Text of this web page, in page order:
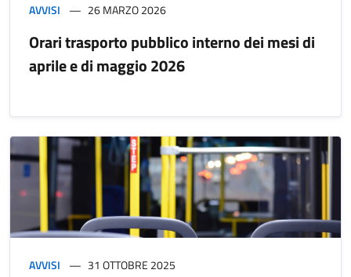
AVVISI 26 MARZO 2026
Orari trasporto pubblico interno dei mesi di
aprile e di maggio 2026
AVVISI 31 OTTOBRE 2025